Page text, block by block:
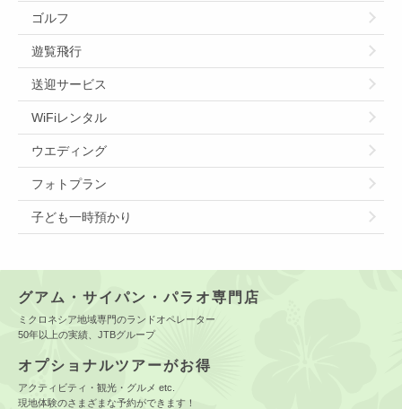
ゴルフ
遊覧飛行
送迎サービス
WiFiレンタル
ウエディング
フォトプラン
子ども一時預かり
グアム・サイパン・パラオ専門店
ミクロネシア地域専門のランドオペレーター
50年以上の実績、JTBグループ
オプショナルツアーがお得
アクティビティ・観光・グルメ etc.
現地体験のさまざまな予約ができます！